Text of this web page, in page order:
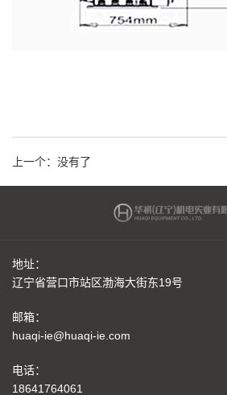
上一个： 没有了
地址：
辽宁省营口市站区渤海大街东19号
邮箱：
huaqi-ie@huaqi-ie.com
电话：
18641764061